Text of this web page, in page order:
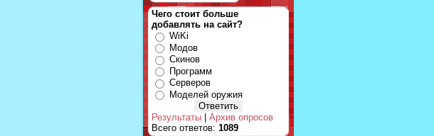
Чего стоит больше
добавлять на сайт?
WiKi
Модов
Скинов
Программ
Серверов
Моделей оружия
Результаты
Архив опросов
Всего ответов: 1089